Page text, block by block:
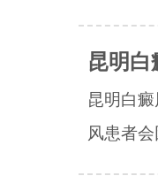
昆明白
昆明白
风患者